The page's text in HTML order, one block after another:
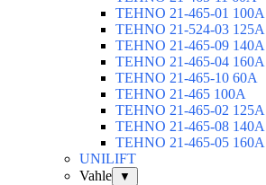
TEHNO 21-465-01 100A
TEHNO 21-524-03 125A
TEHNO 21-465-09 140A
TEHNO 21-465-04 160A
TEHNO 21-465-10 60A
TEHNO 21-465 100A
TEHNO 21-465-02 125А
TEHNO 21-465-08 140A
TEHNO 21-465-05 160A
UNILIFT
Vahle
▼